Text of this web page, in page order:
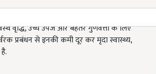
वृद्धि, उच्च उपज और बेहतर गुणवत्ता के लिए
प्रबंधन से इनकी कमी दूर कर मृदा स्वास्थ्य,